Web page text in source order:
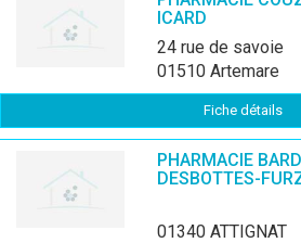
ICARD
24 rue de savoie
01510 Artemare
Fiche détails
PHARMACIE
DESBOTTES-
01340 ATTIGNAT